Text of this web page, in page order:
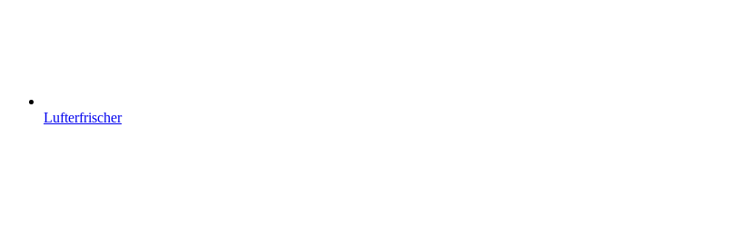
Lufterfrischer